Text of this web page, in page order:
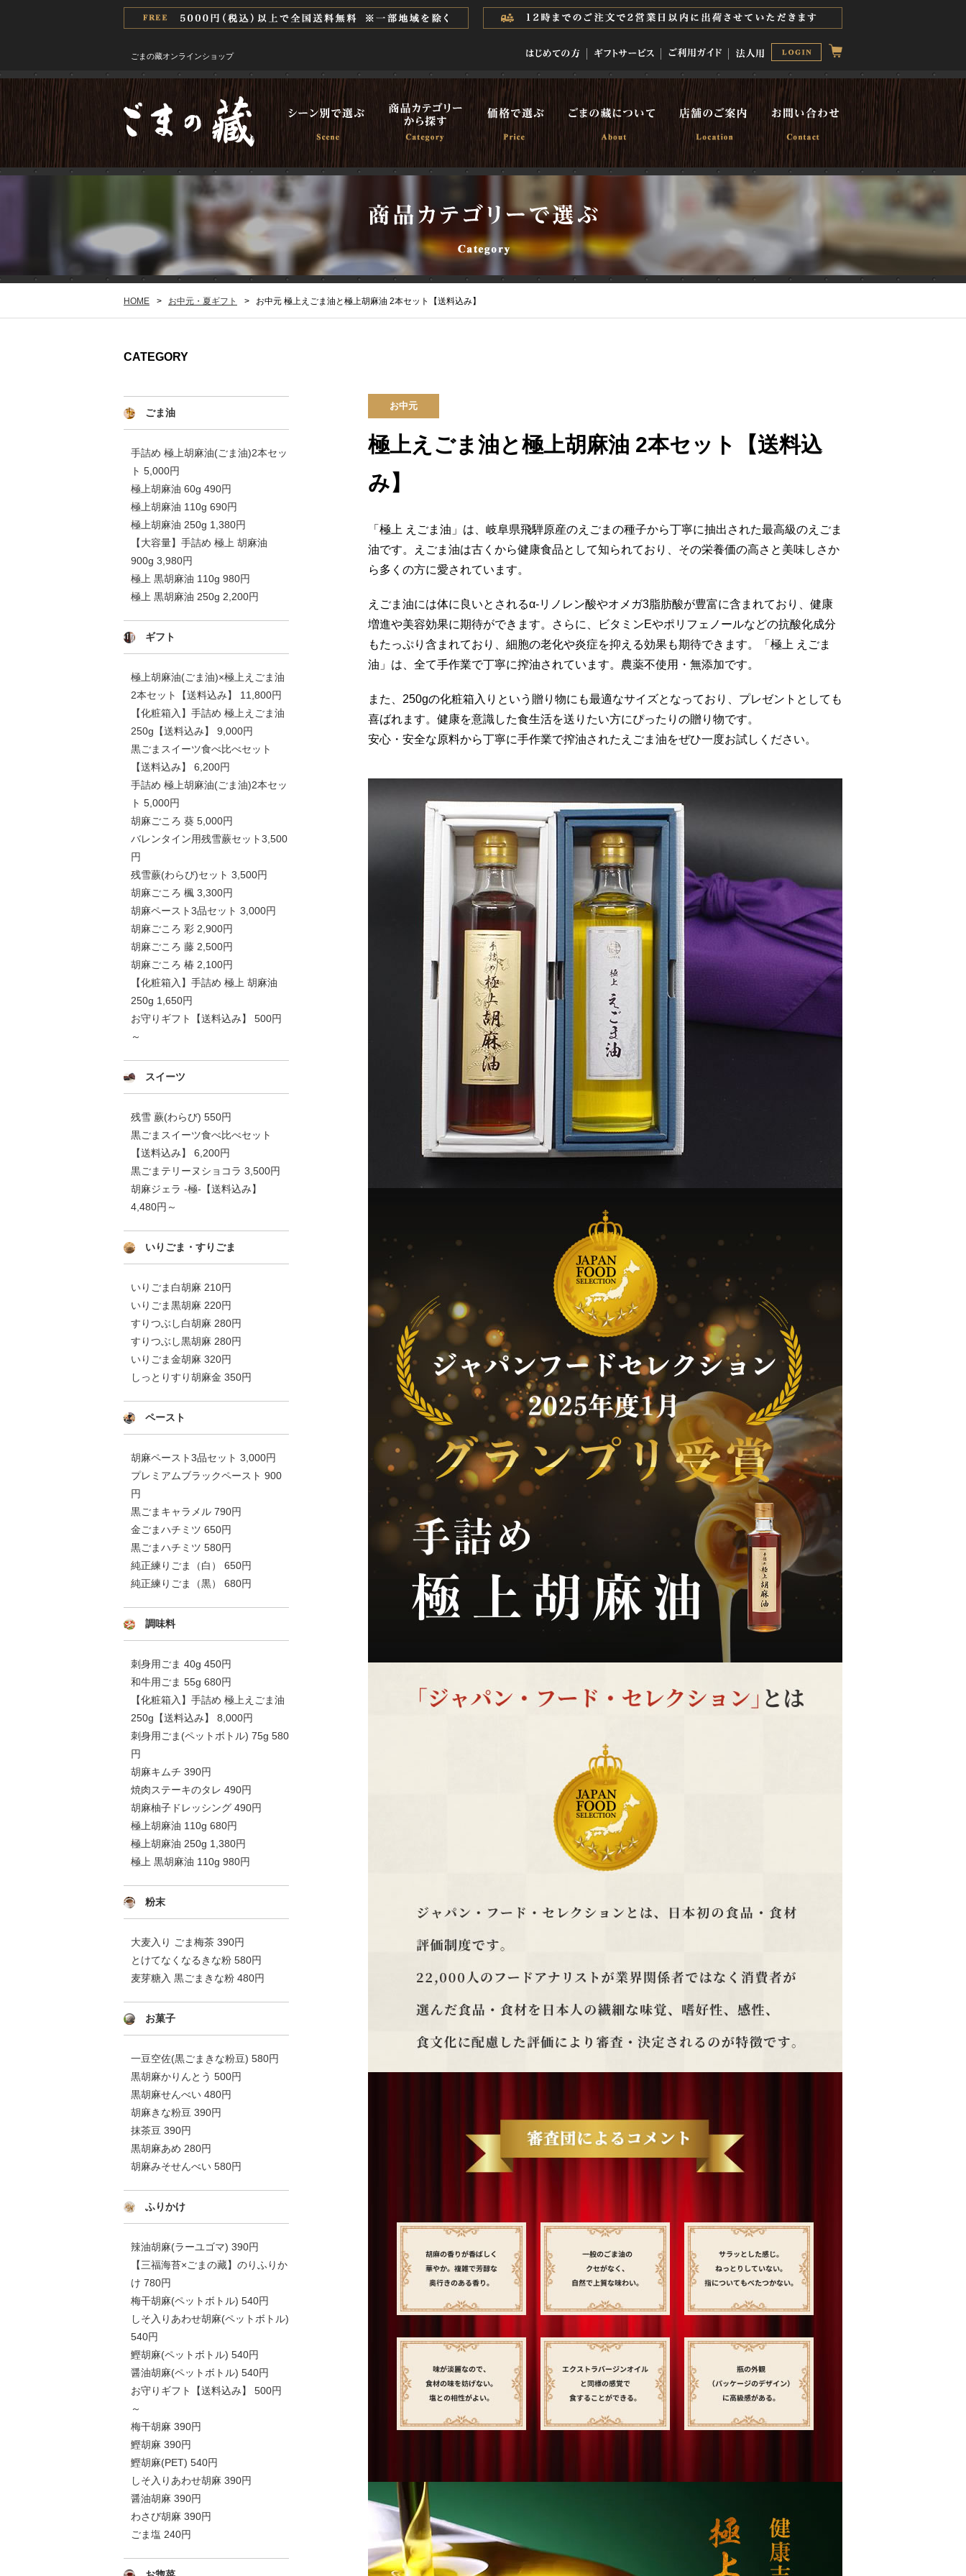
ごまの藏オンラインショップ
HOME > お中元・夏ギフト > お中元 極上えごま油と極上胡麻油 2本セット【送料込み】
お中元
極上えごま油と極上胡麻油 2本セット【送料込
み】
「極上 えごま油」は、岐阜県飛騨原産のえごまの種子から丁寧に抽出された最高級のえごま
油です。えごま油は古くから健康食品として知られており、その栄養価の高さと美味しさか
ら多くの方に愛されています。
えごま油には体に良いとされるα-リノレン酸やオメガ3脂肪酸が豊富に含まれており、健康
増進や美容効果に期待ができます。さらに、ビタミンEやポリフェノールなどの抗酸化成分
もたっぷり含まれており、細胞の老化や炎症を抑える効果も期待できます。「極上 えごま
油」は、全て手作業で丁寧に搾油されています。農薬不使用・無添加です。
また、250gの化粧箱入りという贈り物にも最適なサイズとなっており、プレゼントとしても
喜ばれます。健康を意識した食生活を送りたい方にぴったりの贈り物です。
安心・安全な原料から丁寧に手作業で搾油されたえごま油をぜひ一度お試しください。
CATEGORY
ごま油
手詰め 極上胡麻油(ごま油)2本セッ
ト 5,000円
極上胡麻油 60g 490円
極上胡麻油 110g 690円
極上胡麻油 250g 1,380円
【大容量】手詰め 極上 胡麻油
900g 3,980円
極上 黒胡麻油 110g 980円
極上 黒胡麻油 250g 2,200円
ギフト
極上胡麻油(ごま油)×極上えごま油
2本セット【送料込み】 11,800円
【化粧箱入】手詰め 極上えごま油
250g【送料込み】 9,000円
黒ごまスイーツ食べ比べセット
【送料込み】 6,200円
手詰め 極上胡麻油(ごま油)2本セッ
ト 5,000円
胡麻ごころ 葵 5,000円
バレンタイン用残雪蕨セット3,500
円
残雪蕨(わらび)セット 3,500円
胡麻ごころ 楓 3,300円
胡麻ペースト3品セット 3,000円
胡麻ごころ 彩 2,900円
胡麻ごころ 藤 2,500円
胡麻ごころ 椿 2,100円
【化粧箱入】手詰め 極上 胡麻油
250g 1,650円
お守りギフト【送料込み】 500円
～
スイーツ
残雪 蕨(わらび) 550円
黒ごまスイーツ食べ比べセット
【送料込み】 6,200円
黒ごまテリーヌショコラ 3,500円
胡麻ジェラ -極-【送料込み】
4,480円～
いりごま・すりごま
いりごま白胡麻 210円
いりごま黒胡麻 220円
すりつぶし白胡麻 280円
すりつぶし黒胡麻 280円
いりごま金胡麻 320円
しっとりすり胡麻金 350円
ペースト
胡麻ペースト3品セット 3,000円
プレミアムブラックペースト 900
円
黒ごまキャラメル 790円
金ごまハチミツ 650円
黒ごまハチミツ 580円
純正練りごま（白） 650円
純正練りごま（黒） 680円
調味料
刺身用ごま 40g 450円
和牛用ごま 55g 680円
【化粧箱入】手詰め 極上えごま油
250g【送料込み】 8,000円
刺身用ごま(ペットボトル) 75g 580
円
胡麻キムチ 390円
焼肉ステーキのタレ 490円
胡麻柚子ドレッシング 490円
極上胡麻油 110g 680円
極上胡麻油 250g 1,380円
極上 黒胡麻油 110g 980円
粉末
大麦入り ごま梅茶 390円
とけてなくなるきな粉 580円
麦芽糖入 黒ごまきな粉 480円
お菓子
一豆空佐(黒ごまきな粉豆) 580円
黒胡麻かりんとう 500円
黒胡麻せんべい 480円
胡麻きな粉豆 390円
抹茶豆 390円
黒胡麻あめ 280円
胡麻みそせんべい 580円
ふりかけ
辣油胡麻(ラーユゴマ) 390円
【三福海苔×ごまの藏】のりふりか
け 780円
梅干胡麻(ペットボトル) 540円
しそ入りあわせ胡麻(ペットボトル)
540円
鰹胡麻(ペットボトル) 540円
醤油胡麻(ペットボトル) 540円
お守りギフト【送料込み】 500円
～
梅干胡麻 390円
鰹胡麻 390円
鰹胡麻(PET) 540円
しそ入りあわせ胡麻 390円
醤油胡麻 390円
わさび胡麻 390円
ごま塩 240円